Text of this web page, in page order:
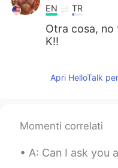
EN TR
Otra cosa, no
K!!
Apri HelloTalk
Momenti correlati
A: Can I ask you a question? B: Sure,